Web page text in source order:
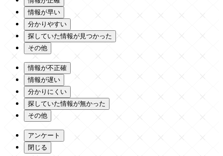
情報が早い
分かりやすい
探していた情報が見つかった
その他
情報が不正確
情報が遅い
分かりにくい
探していた情報が無かった
その他
アンケート
閉じる